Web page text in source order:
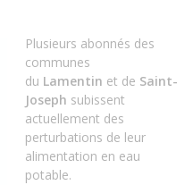
Plusieurs abonnés des
communes
du Lamentin et de Saint-
Joseph subissent
actuellement des
perturbations de leur
alimentation en eau
potable.